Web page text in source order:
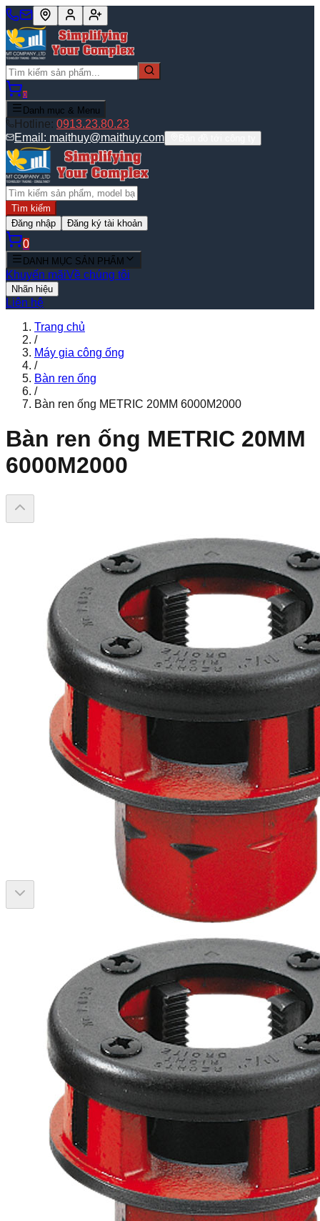
0
Danh mục & Menu
Hotline: 0913.23.80.23
Email: maithuy@maithuy.com
Tìm kiếm
Đăng nhập
Đăng ký tài khoản
0
DANH MỤC SẢN PHẨM
Khuyến mãiVề chúng tôi
Nhãn hiệu
Liên hệ
Trang chủ
/
Máy gia công ống
/
Bàn ren ống
/
Bàn ren ống METRIC 20MM 6000M2000
Bàn ren ống METRIC 20MM
6000M2000